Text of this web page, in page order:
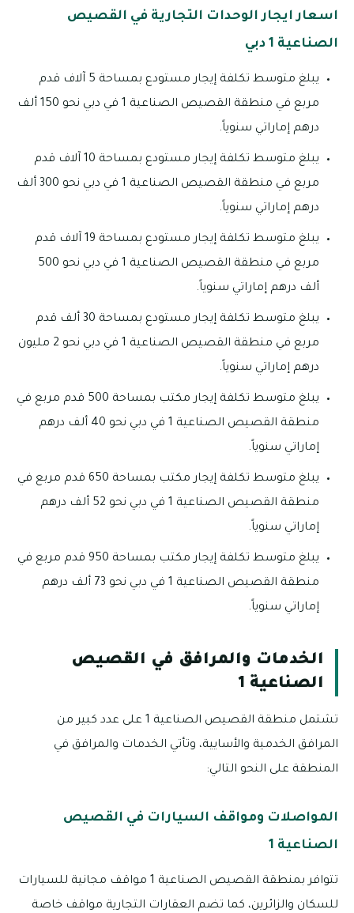
اسعار ايجار الوحدات التجارية في القصيص
الصناعية 1 دبي
يبلغ متوسط تكلفة إيجار مستودع بمساحة 5 آلاف قدم
مربع في منطقة القصيص الصناعية 1 في دبي نحو 150 ألف
درهم إماراتي سنوياً.
يبلغ متوسط تكلفة إيجار مستودع بمساحة 10 آلاف قدم
مربع في منطقة القصيص الصناعية 1 في دبي نحو 300 ألف
درهم إماراتي سنوياً.
يبلغ متوسط تكلفة إيجار مستودع بمساحة 19 آلاف قدم
مربع في منطقة القصيص الصناعية 1 في دبي نحو 500
ألف درهم إماراتي سنوياً.
يبلغ متوسط تكلفة إيجار مستودع بمساحة 30 ألف قدم
مربع في منطقة القصيص الصناعية 1 في دبي نحو 2 مليون
درهم إماراتي سنوياً.
يبلغ متوسط تكلفة إيجار مكتب بمساحة 500 قدم مربع في
منطقة القصيص الصناعية 1 في دبي نحو 40 ألف درهم
إماراتي سنوياً.
يبلغ متوسط تكلفة إيجار مكتب بمساحة 650 قدم مربع في
منطقة القصيص الصناعية 1 في دبي نحو 52 ألف درهم
إماراتي سنوياً.
يبلغ متوسط تكلفة إيجار مكتب بمساحة 950 قدم مربع في
منطقة القصيص الصناعية 1 في دبي نحو 73 ألف درهم
إماراتي سنوياً.
الخدمات والمرافق في القصيص
الصناعية 1
تشتمل منطقة القصيص الصناعية 1 على عدد كبير من
المرافق الخدمية والأسايية، وتأتي الخدمات والمرافق في
المنطقة على النحو التالي:
المواصلات ومواقف السيارات في القصيص
الصناعية 1
تتوافر بمنطقة القصيص الصناعية 1 مواقف مجانية للسيارات
للسكان والزائرين، كما تضم العقارات التجارية مواقف خاصة